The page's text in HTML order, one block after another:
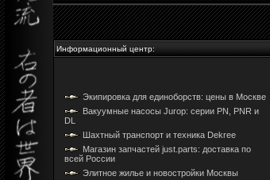
Информационный центр:
Экипировка для единоборств: цены в Москве
Вакуумные насосы Jurop: серии PN, PNR и
DL
Шахтный транспорт и техника Dekree
Магазин запчастей just.parts: доставка по
всей России
Элитное жилье и новостройки Москвы